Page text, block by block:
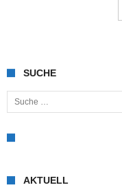
SUCHE
Suche nach:
AKTUELL